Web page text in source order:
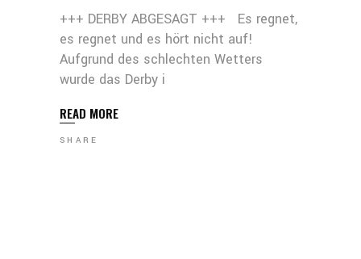
+++ DERBY ABGESAGT +++ Es regnet,
es regnet und es hört nicht auf!
Aufgrund des schlechten Wetters
wurde das Derby i
READ MORE
SHARE